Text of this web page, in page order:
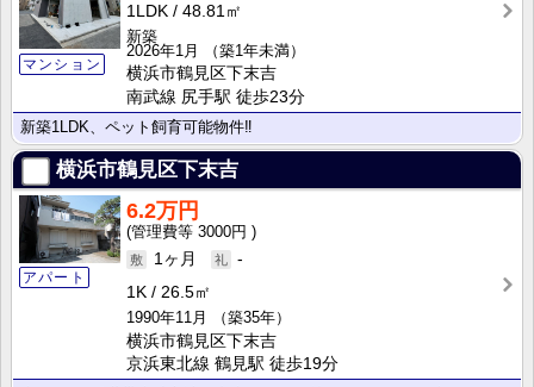
マンション
1LDK
48.81㎡
新築
2026年1月
（築1年未満）
横浜市鶴見区下末吉
南武線 尻手駅 徒歩23分
新築1LDK、ペット飼育可能物件‼
横浜市鶴見区下末吉
アパート
6.2万円
3000円
1ヶ月
-
1K
26.5㎡
1990年11月
（築35年）
横浜市鶴見区下末吉
京浜東北線 鶴見駅 徒歩19分